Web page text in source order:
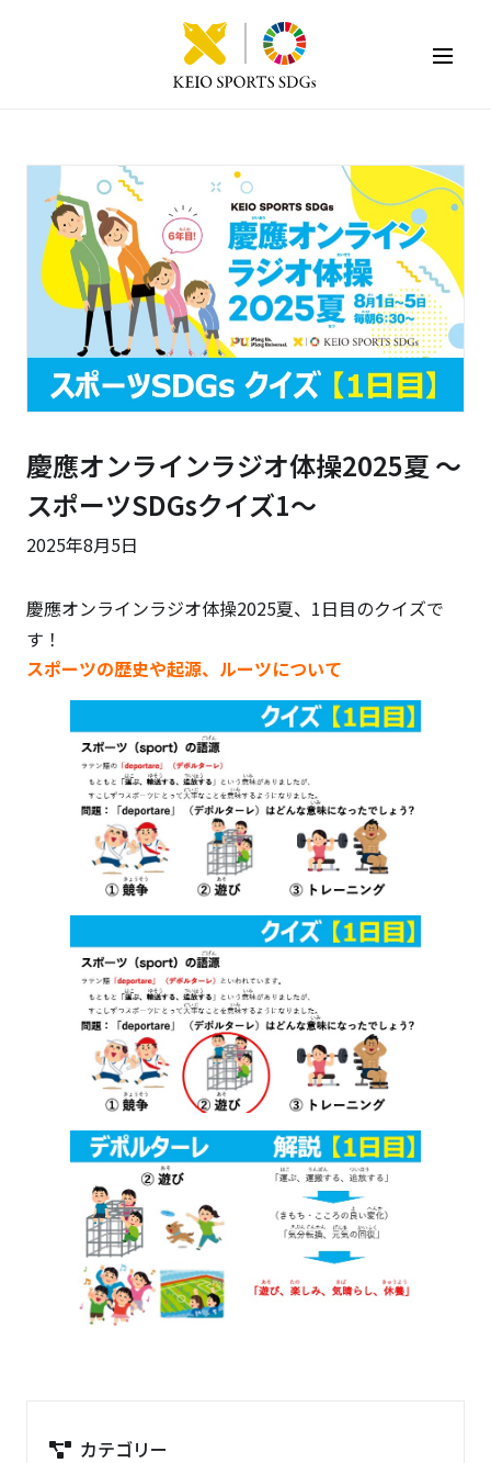
慶應オンラインラジオ体操2025夏 ～
スポーツSDGsクイズ1～
2025年8月5日
慶應オンラインラジオ体操2025夏、1日目のクイズで
す！
スポーツの歴史や起源、ルーツについて
カテゴリー